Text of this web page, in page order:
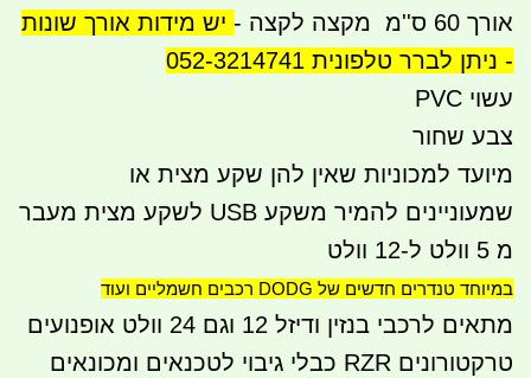
אורך 60 ס''מ מקצה לקצה -
יש מידות אורך שונות
- ניתן לברר טלפונית 052-3214741
עשוי PVC
צבע שחור
מיועד למכוניות שאין להן שקע מצית או
שמעוניינים להמיר משקע USB לשקע מצית מעבר
מ 5 וולט ל-12 וולט
במיוחד טנדרים חדשים של DODG רכבים חשמליים ועוד
מתאים לרכבי בנזין ודיזל 12 וגם 24 וולט אופנועים
טרקטורונים RZR כבלי גיבוי לטכנאים ומכונאים